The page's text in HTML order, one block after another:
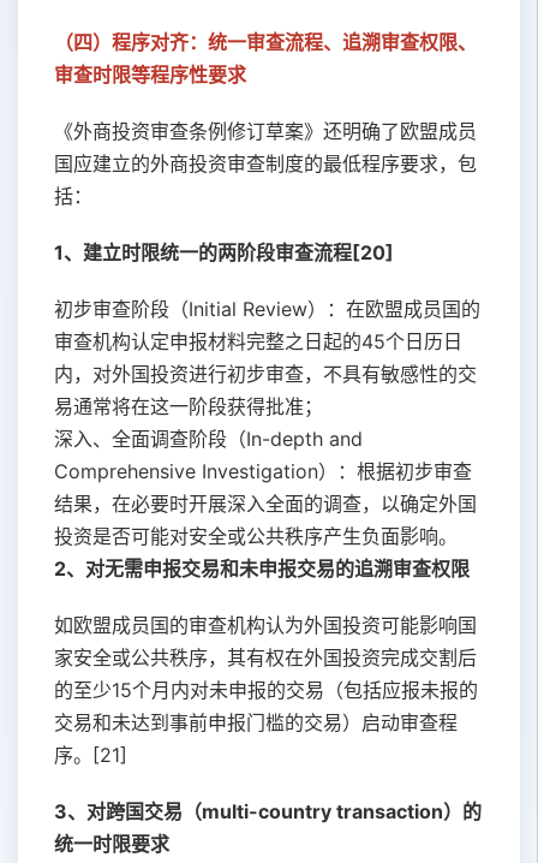
（四）程序对齐：统一审查流程、追溯审查权限、
审查时限等程序性要求
《外商投资审查条例修订草案》还明确了欧盟成员
国应建立的外商投资审查制度的最低程序要求，包
括：
1、建立时限统一的两阶段审查流程[20]
初步审查阶段（Initial Review）：在欧盟成员国的
审查机构认定申报材料完整之日起的45个日历日
内，对外国投资进行初步审查，不具有敏感性的交
易通常将在这一阶段获得批准；
深入、全面调查阶段（In-depth and
Comprehensive Investigation）：根据初步审查
结果，在必要时开展深入全面的调查，以确定外国
投资是否可能对安全或公共秩序产生负面影响。
2、对无需申报交易和未申报交易的追溯审查权限
如欧盟成员国的审查机构认为外国投资可能影响国
家安全或公共秩序，其有权在外国投资完成交割后
的至少15个月内对未申报的交易（包括应报未报的
交易和未达到事前申报门槛的交易）启动审查程
序。[21]
3、对跨国交易（multi-country transaction）的
统一时限要求